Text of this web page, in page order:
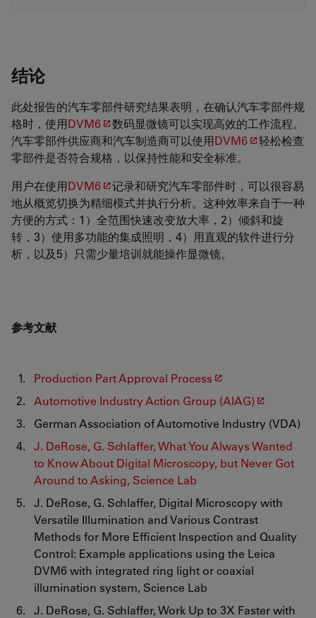
结论
此处报告的汽车零部件研究结果表明，在确认汽车零部件规
格时，使用DVM6
数码显微镜可以实现高效的工作流程。
汽车零部件供应商和汽车制造商可以使用DVM6
轻松检查
零部件是否符合规格，以保持性能和安全标准。
用户在使用DVM6
记录和研究汽车零部件时，可以很容易
地从概览切换为精细模式并执行分析。这种效率来自于一种
方便的方式：1）全范围快速改变放大率，2）倾斜和旋
转，3）使用多功能的集成照明，4）用直观的软件进行分
析，以及5）只需少量培训就能操作显微镜。
参考文献
Production Part Approval Process
Automotive Industry Action Group (AIAG)
German Association of Automotive Industry (VDA)
J. DeRose, G. Schlaffer, What You Always Wanted
to Know About Digital Microscopy, but Never Got
Around to Asking, Science Lab
J. DeRose, G. Schlaffer, Digital Microscopy with
Versatile Illumination and Various Contrast
Methods for More Efficient Inspection and Quality
Control: Example applications using the Leica
DVM6 with integrated ring light or coaxial
illumination system, Science Lab
J. DeRose, G. Schlaffer, Work Up to 3X Faster with